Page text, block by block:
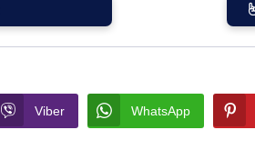
Viber WhatsApp